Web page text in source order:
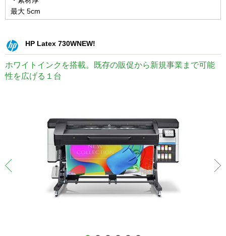
最大 5cm
HP Latex 730WNEW!
ホワイトインクを搭載。既存の販促から新規事業まで可能
性を広げる１台